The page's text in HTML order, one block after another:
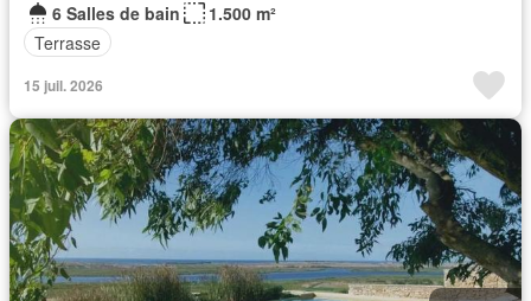
6 Salles de bain
1.500 m²
Terrasse
15 juil. 2026